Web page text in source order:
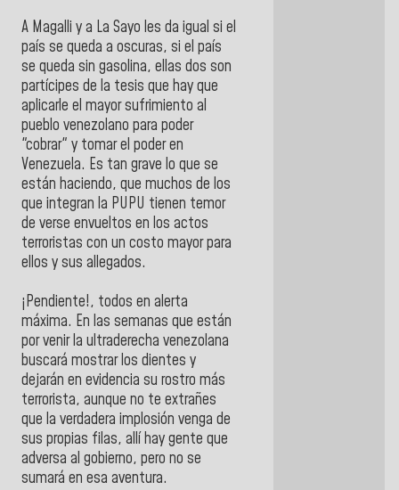
A Magalli y a La Sayo les da igual si el
país se queda a oscuras, si el país
se queda sin gasolina, ellas dos son
partícipes de la tesis que hay que
aplicarle el mayor sufrimiento al
pueblo venezolano para poder
"cobrar" y tomar el poder en
Venezuela. Es tan grave lo que se
están haciendo, que muchos de los
que integran la PUPU tienen temor
de verse envueltos en los actos
terroristas con un costo mayor para
ellos y sus allegados.
¡Pendiente!, todos en alerta
máxima. En las semanas que están
por venir la ultraderecha venezolana
buscará mostrar los dientes y
dejarán en evidencia su rostro más
terrorista, aunque no te extrañes
que la verdadera implosión venga de
sus propias filas, allí hay gente que
adversa al gobierno, pero no se
sumará en esa aventura.